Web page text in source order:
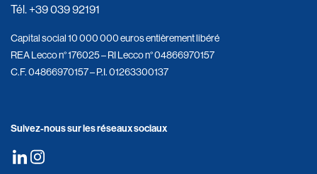
Tél.+39 039 92191
Capital social 10 000 000 euros entièrement libéré
REA Lecco n° 176025 – RI Lecco n° 04866970157
C.F. 04866970157 – P.I. 01263300137
Suivez-nous sur les réseaux sociaux